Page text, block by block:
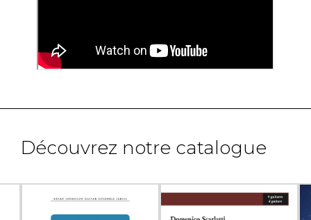
Découvrez notre catalogue